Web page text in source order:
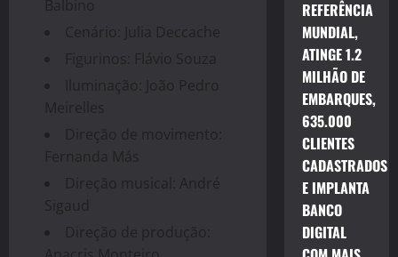
Balbino
Cenário: Julia Deccache
Figurinos: Flávio Souza
Iluminação: João Pedro
Meirelles
Direção de movimento:
Fernanda Más
Direção musical: André
Sigaud
Direção de produção:
REFERÊNCIA
MUNDIAL,
ATINGE 1.2
MILHÃO DE
EMBARQUES,
635.000
CLIENTES
CADASTRADOS
E IMPLANTA
BANCO
DIGITAL